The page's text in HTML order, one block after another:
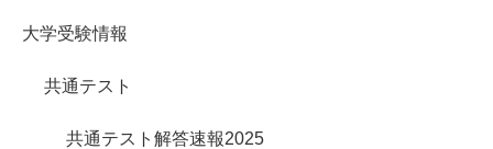
大学受験情報
共通テスト
共通テスト解答速報2025